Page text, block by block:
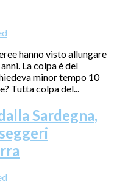
hanno visto allungare
La colpa è del
minor tempo 10
Tutta colpa del...
Sardegna,